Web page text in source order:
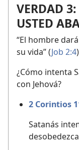
VERDAD
USTED
“El hombre
su vida” (Job 2:4
¿Cómo intenta
con Jehová?
2 Corintios
Satanás